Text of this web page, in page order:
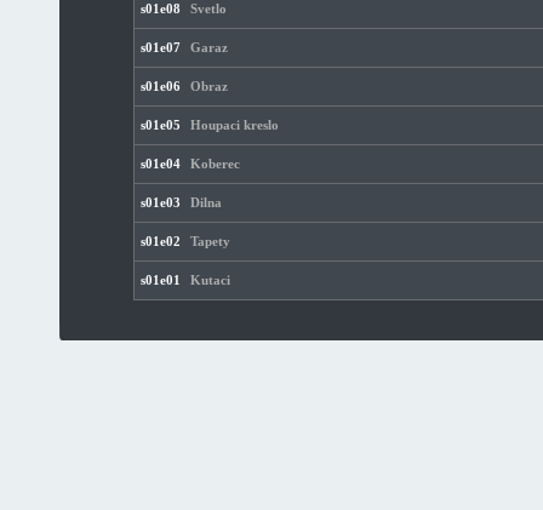
s01e08 Svetlo
s01e07 Garaz
s01e06 Obraz
s01e05 Houpaci kreslo
s01e04 Koberec
s01e03 Dilna
s01e02 Tapety
s01e01 Kutaci